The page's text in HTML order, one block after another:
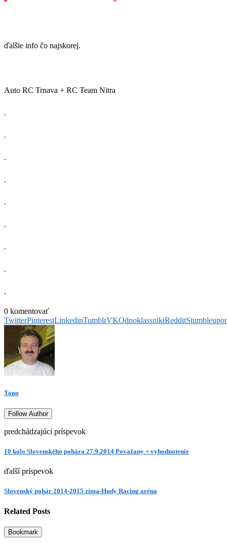
ďalšie info čo najskorej.
Auto RC Trnava + RC Team Nitra
.
.
.
.
.
.
.
.
.
0 komentovať
TwitterPinterestLinkedinTumblrVKOdnoklassnikiReddit
Tono
Follow Author
predchádzajúci príspevok
10 kolo Slovenského pohára 27.9.2014 Považany + vyhodnotenie
ďalší príspevok
Slovenský pohár 2014-2015 zima-Hudy Racing aréna
Related Posts
Bookmark